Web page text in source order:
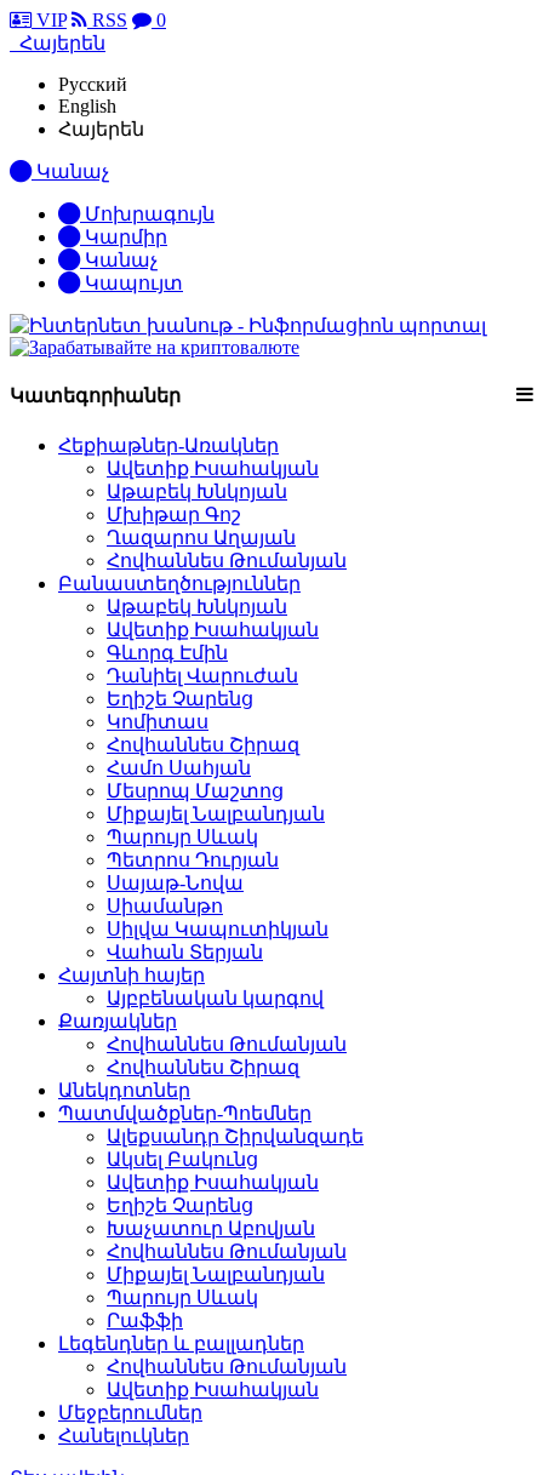
VIP RSS
0
Հայերեն
Русский
English
Հայերեն
Կանաչ
Մոխրագույն
Կարմիր
Կանաչ
Կապույտ
Կատեգորիաներ
Հեքիաթներ-Առակներ
Ավետիք Իսահակյան
Աթաբեկ Խնկոյան
Մխիթար Գոշ
Ղազարոս Աղայան
Հովհաննես Թումանյան
Բանաստեղծություններ
Աթաբեկ Խնկոյան
Ավետիք Իսահակյան
Գևորգ Էմին
Դանիել Վարուժան
Եղիշե Չարենց
Կոմիտաս
Հովհաննես Շիրազ
Համո Սահյան
Մեսրոպ Մաշտոց
Միքայել Նալբանդյան
Պարույր Սևակ
Պետրոս Դուրյան
Սայաթ-Նովա
Սիամանթո
Սիլվա Կապուտիկյան
Վահան Տերյան
Հայտնի հայեր
Այբբենական կարգով
Քառյակներ
Հովհաննես Թումանյան
Հովհաննես Շիրազ
Անեկդոտներ
Պատմվածքներ-Պոեմներ
Ալեքսանդր Շիրվանզադե
Ակսել Բակունց
Ավետիք Իսահակյան
Եղիշե Չարենց
Խաչատուր Աբովյան
Հովհաննես Թումանյան
Միքայել Նալբանդյան
Պարույր Սևակ
Րաֆֆի
Լեգենդներ և բալլադներ
Հովհաննես Թումանյան
Ավետիք Իսահակյան
Մեջբերումներ
Հանելուկներ